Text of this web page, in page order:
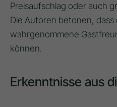
Preisaufschlag oder auch
Die Autoren betonen,
wahrgenommene
können.
Erkenntnisse aus